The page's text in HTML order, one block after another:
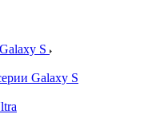
S
Galaxy S